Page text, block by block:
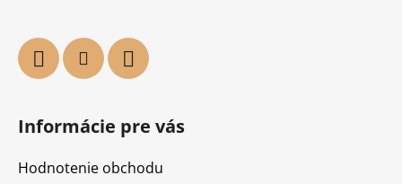
Informácie pre vás
Hodnotenie obchodu